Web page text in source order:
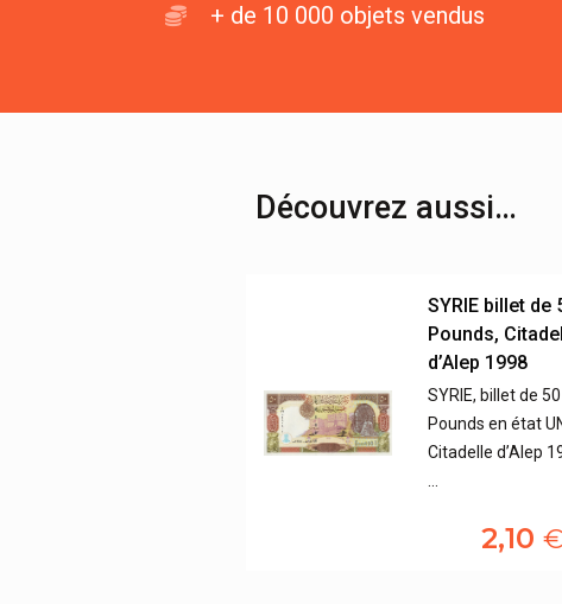
+ de 10 000 objets vendus
Découvrez aussi…
SYRIE billet de
Pounds,
d’Alep 1998
SYRIE, billet de 50
Pounds en état
Citadelle d’Alep
…
2,10 €